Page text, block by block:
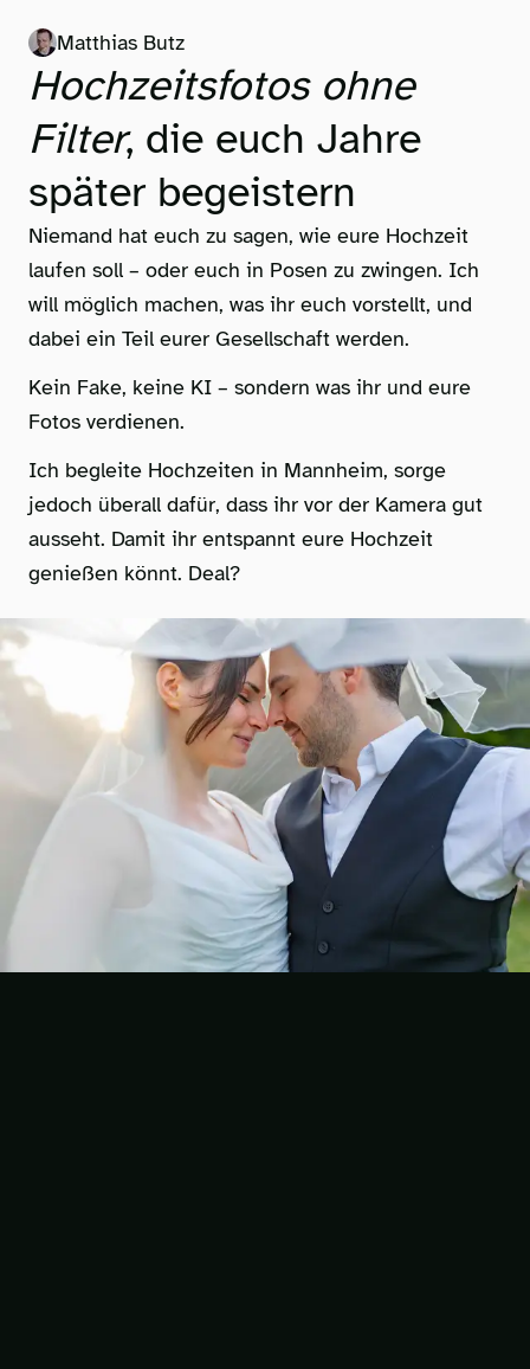
Matthias Butz
Hochzeitsfotos ohne
Filter, die euch Jahre
später begeistern
Niemand hat euch zu sagen, wie eure Hochzeit
laufen soll – oder euch in Posen zu zwingen. Ich
will möglich machen, was ihr euch vorstellt, und
dabei ein Teil eurer Gesellschaft werden.
Kein Fake, keine KI – sondern was ihr und eure
Fotos verdienen.
Ich begleite Hochzeiten in Mannheim, sorge
jedoch überall dafür, dass ihr vor der Kamera gut
ausseht. Damit ihr entspannt eure Hochzeit
genießen könnt. Deal?